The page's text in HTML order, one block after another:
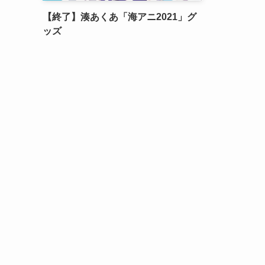
【終了】湊あくあ「海アニ2021」グ
ッズ